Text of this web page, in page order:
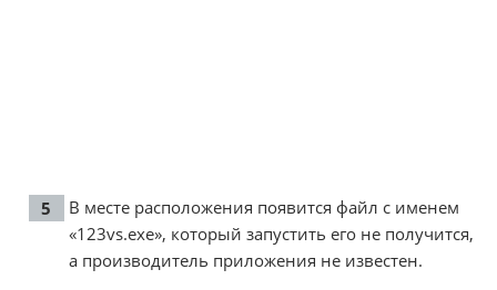
В месте расположения появится файл с именем
«123vs.exe», который запустить его не получится,
а производитель приложения не известен.